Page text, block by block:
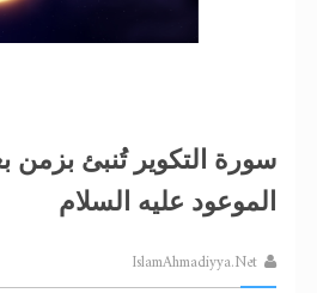
سورة التكوير تُنبئ بزمن
الموعود عليه السلام
IslamAhmadiyya.Net